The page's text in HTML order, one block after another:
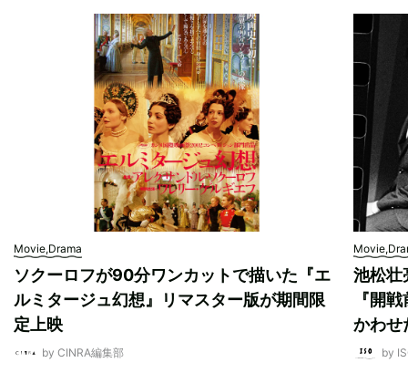
Movie,Drama
ソクーロフが90分ワンカットで描いた『エ
ルミタージュ幻想』リマスター版が期間限
定上映
by CINRA編集部
池松壮
『開
かわせ
by